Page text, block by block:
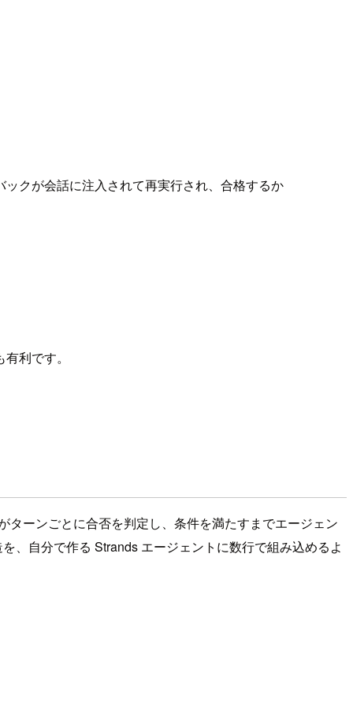
クが会話に注入されて再実行され、合格するか
利です。
ーンごとに合否を判定し、条件を満たすまでエージェン
、自分で作る Strands エージェントに数行で組み込めるよ